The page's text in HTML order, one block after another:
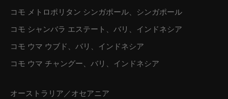
コモ メトロポリタン シンガポール、シンガポール
コモ シャンバラ エステート、バリ、インドネシア
コモ ウマ ウブド、バリ、インドネシア
コモ ウマ チャングー、バリ、インドネシア
オーストラリア／オセアニア